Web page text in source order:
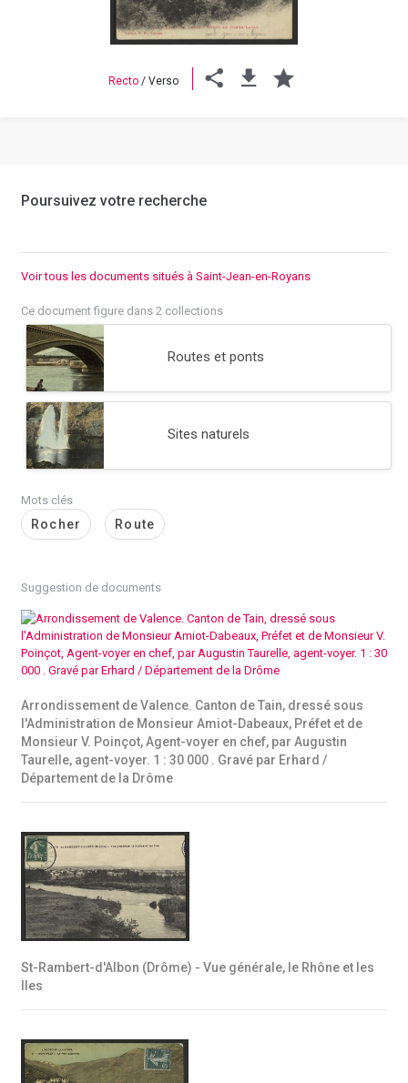
Recto / Verso
Poursuivez votre recherche
Voir tous les documents situés à Saint-Jean-en-Royans
Ce document figure dans 2 collections
Routes et ponts
Sites naturels
Mots clés
Rocher Route
Suggestion de documents
Arrondissement de Valence. Canton de Tain, dressé sous
l'Administration de Monsieur Amiot-Dabeaux, Préfet et de
Monsieur V. Poinçot, Agent-voyer en chef, par Augustin
Taurelle, agent-voyer. 1 : 30 000 . Gravé par Erhard /
Département de la Drôme
St-Rambert-d'Albon (Drôme) - Vue générale, le Rhône et les
Iles